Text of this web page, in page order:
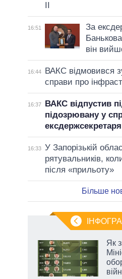
16:51
За
він
16:44
ВАКС відмовився
справи про
16:37
ВАКС відпустив
підозрювану у
16:33 У Запорізькій
рятувальників,
після «прильоту»
Більше
Як